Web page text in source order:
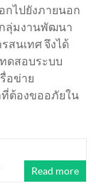
กไปยังภายนอก
ลุ่มงานพัฒนา
สนเทศ จึงได้
ดสอบระบบ
อข่าย
ที่ต้องขออภัยใน
Read more